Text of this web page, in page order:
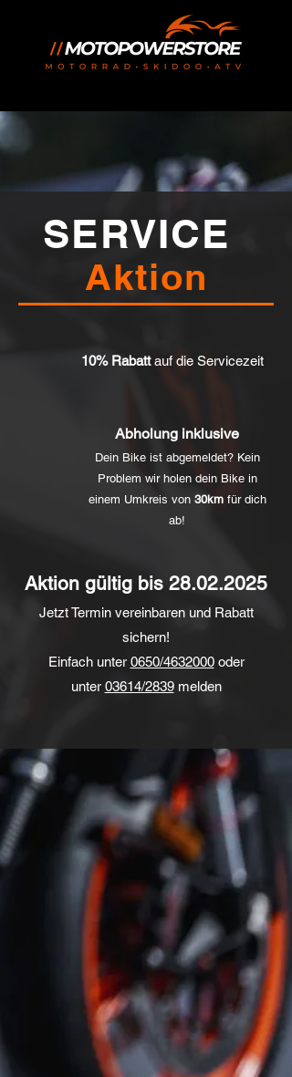
SERVICE
Aktion
10% Rabattauf die Servicezeit
Abholung inklusive
Dein Bike ist abgemeldet? Kein
Problem wir holen dein Bike in
einem Umkreis von 30kmfür dich
ab!
Aktion gültig bis 28.02.2025
Jetzt Termin vereinbaren und Rabatt
sichern!
Einfach unter 0650/4632000oder
unter 03614/2839melden